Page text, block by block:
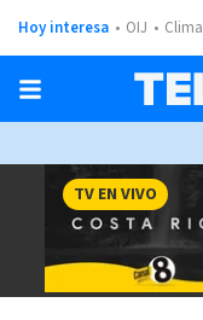
Hoy interesa OIJ Clima
TV EN VIVO